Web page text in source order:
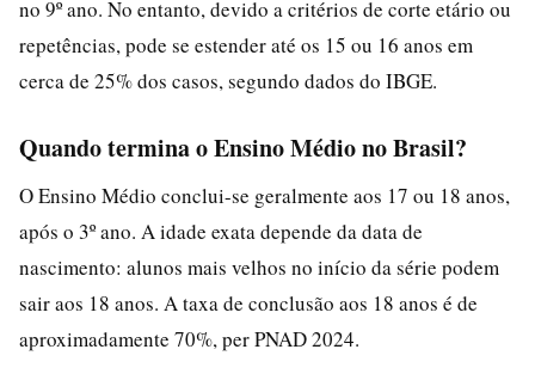
no 9º ano. No entanto, devido a critérios de corte etário ou
repetências, pode se estender até os 15 ou 16 anos em
cerca de 25% dos casos, segundo dados do IBGE.
Quando termina o Ensino Médio no Brasil?
O Ensino Médio conclui-se geralmente aos 17 ou 18 anos,
após o 3º ano. A idade exata depende da data de
nascimento: alunos mais velhos no início da série podem
sair aos 18 anos. A taxa de conclusão aos 18 anos é de
aproximadamente 70%, per PNAD 2024.